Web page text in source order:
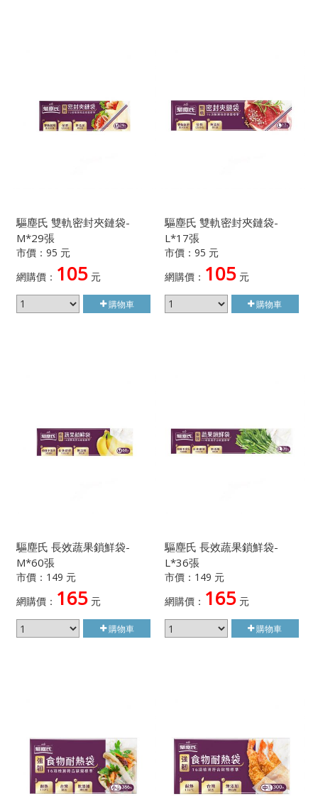
驅塵氏 雙軌密封夾鏈袋-
M*29張
市價：95 元
網購價： 105 元
購物車
驅塵氏 雙軌密封夾鏈袋-
L*17張
市價：95 元
網購價： 105元
購物車
驅塵氏 長效蔬果鎖鮮袋-
M*60張
市價：149 元
網購價： 165 元
購物車
驅塵氏 長效蔬果鎖鮮袋-
L*36張
市價：149 元
網購價： 165元
購物車